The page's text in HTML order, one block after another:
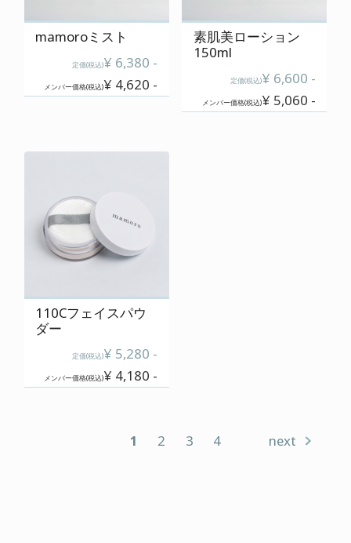
mamoroミスト
定価(税込)¥ 6,380 -
メンバー価格(税込)¥ 4,620 -
素肌美ローション
150ml
定価(税込)¥ 6,600 -
メンバー価格(税込)¥ 5,060 -
110Cフェイスパウ
ダー
定価(税込)¥ 5,280 -
メンバー価格(税込)¥ 4,180 -
1 2 3 4 next